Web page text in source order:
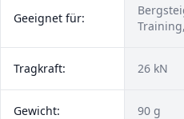
Geeignet für:
Tragkraft: 26 kN
Gewicht: 90 g